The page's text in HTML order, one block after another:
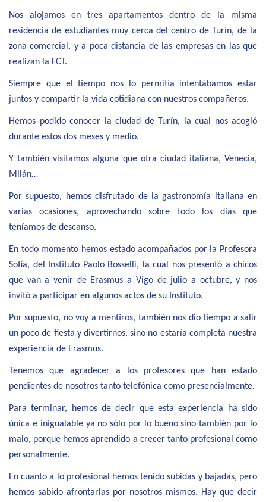
Nos alojamos en tres apartamentos dentro de la misma
residencia de estudiantes muy cerca del centro de Turín, de la
zona comercial, y a poca distancia de las empresas en las que
realizan la FCT.
Siempre que el tiempo nos lo permitía intentábamos estar
juntos y compartir la vida cotidiana con nuestros compañeros.
Hemos podido conocer la ciudad de Turín, la cual nos acogió
durante estos dos meses y medio.
Y también visitamos alguna que otra ciudad italiana, Venecia,
Milán…
Por supuesto, hemos disfrutado de la gastronomía italiana en
varias ocasiones, aprovechando sobre todo los días que
teníamos de descanso.
En todo momento hemos estado acompañados por la Profesora
Sofía, del Instituto Paolo Bosselli, la cual nos presentó a chicos
que van a venir de Erasmus a Vigo de julio a octubre, y nos
invitó a participar en algunos actos de su Instituto.
Por supuesto, no voy a mentiros, también nos dio tiempo a salir
un poco de fiesta y divertirnos, sino no estaría completa nuestra
experiencia de Erasmus.
Tenemos que agradecer a los profesores que han estado
pendientes de nosotros tanto telefónica como presencialmente.
Para terminar, hemos de decir que esta experiencia ha sido
única e inigualable ya no sólo por lo bueno sino también por lo
malo, porque hemos aprendido a crecer tanto profesional como
personalmente.
En cuanto a lo profesional hemos tenido subidas y bajadas, pero
hemos sabido afrontarlas por nosotros mismos. Hay que decir